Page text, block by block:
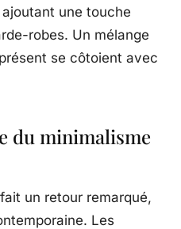
une touche
robes. Un mélange
se côtoient avec
du minimalisme
un retour remarqué,
Les